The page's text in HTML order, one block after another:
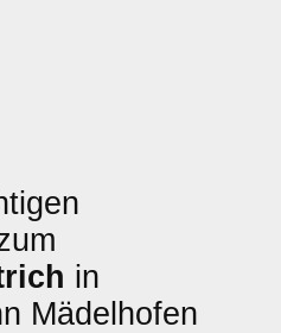
in
Mädelhofen